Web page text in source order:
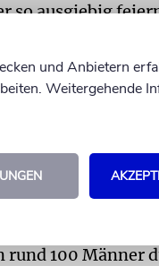
so ausgiebig
zu treffen. Der
auch ausgiebig
Schon beim
im Kreis. Sie
eine von ihnen
rund 100 Männer
und Anbietern
Weitergehende